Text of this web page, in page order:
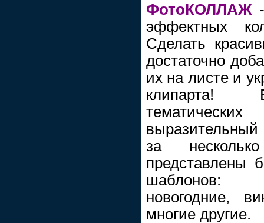
ФотоКОЛЛАЖ
эффектных
Сделать
достаточно
их на листе и
клипарта!
за
представлены
шаблонов:
новогодние,
многие другие.